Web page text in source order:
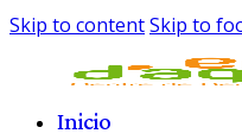
Skip to contentSkip to
Inicio